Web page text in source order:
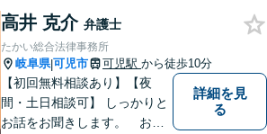
市など東濃地方を中心エリア
として活動している法律事務
所です。
高井 克介 弁護士
たかい総合法律事務所
岐阜県|可児市 可児駅 から徒歩10分
【初回無料相談あり】【夜
間・土日相談可】 しっかりと
お話をお聞きします。 お気
詳細を見
る